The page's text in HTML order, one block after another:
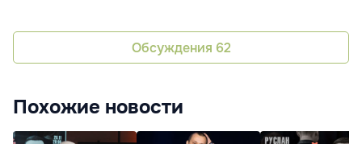
Обсуждения 62
Похожие новости